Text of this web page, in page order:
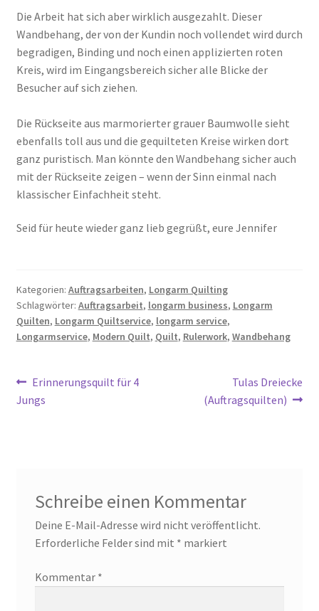
Die Arbeit hat sich aber wirklich ausgezahlt. Dieser
Wandbehang, der von der Kundin noch vollendet wird durch
begradigen, Binding und noch einen applizierten roten
Kreis, wird im Eingangsbereich sicher alle Blicke der
Besucher auf sich ziehen.
Die Rückseite aus marmorierter grauer Baumwolle sieht
ebenfalls toll aus und die gequilteten Kreise wirken dort
ganz puristisch. Man könnte den Wandbehang sicher auch
mit der Rückseite zeigen – wenn der Sinn einmal nach
klassischer Einfachheit steht.
Seid für heute wieder ganz lieb gegrüßt, eure Jennifer
Kategorien: Auftragsarbeiten, Longarm Quilting
Schlagwörter: Auftragsarbeit, longarm business, Longarm
Quilten, Longarm Quiltservice, longarm service,
Longarmservice, Modern Quilt, Quilt, Rulerwork, Wandbehang
Beitragsnavigation
Vorheriger
Beitrag:
Erinnerungsquilt für 4
Jungs
Nächster
Beitrag:
Tulas Dreiecke
(Auftragsquilten)
Schreibe einen Kommentar
Deine E-Mail-Adresse wird nicht veröffentlicht.
Erforderliche Felder sind mit * markiert
Kommentar *